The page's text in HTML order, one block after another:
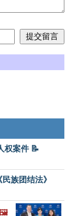
权案件 📝
族团结法》